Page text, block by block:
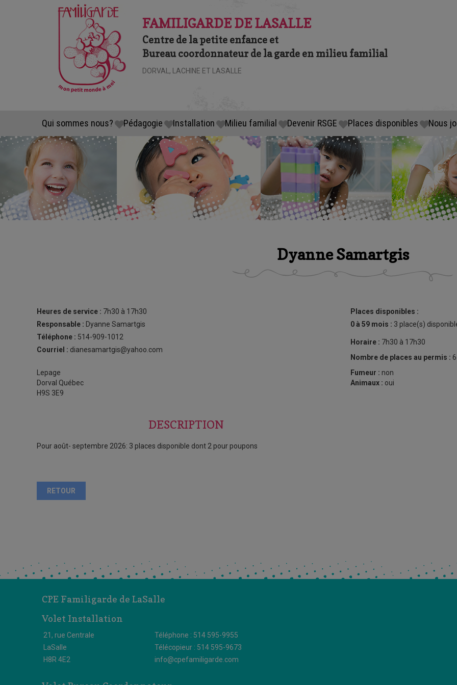
FAMILIGARDE DE LASALLE
Centre de la petite enfance et
Bureau coordonnateur de la garde en milieu familial
DORVAL, LACHINE ET LASALLE
Qui sommes nous? Pédagogie Installation Milieu familial Devenir RSGE Places disponibles Nous
Dyanne Samartgis
Heures de service : 7h30 à 17h30
Responsable : Dyanne Samartgis
Téléphone : 514-909-1012
Courriel : dianesamartgis@yahoo.com
Lepage
Dorval Québec
H9S 3E9
Places disponibles :
0 à 59 mois : 3 place(s)
Horaire : 7h30 à 17h30
Nombre de places au permis : 6
Fumeur : non
Animaux : oui
DESCRIPTION
Pour août- septembre 2026: 3 places disponible dont 2 pour poupons
RETOUR
CPE Familigarde de LaSalle
Volet Installation
21, rue Centrale
Téléphone : 514 595-9955
LaSalle
Télécopieur : 514 595-9673
H8R 4E2
info@cpefamiligarde.com